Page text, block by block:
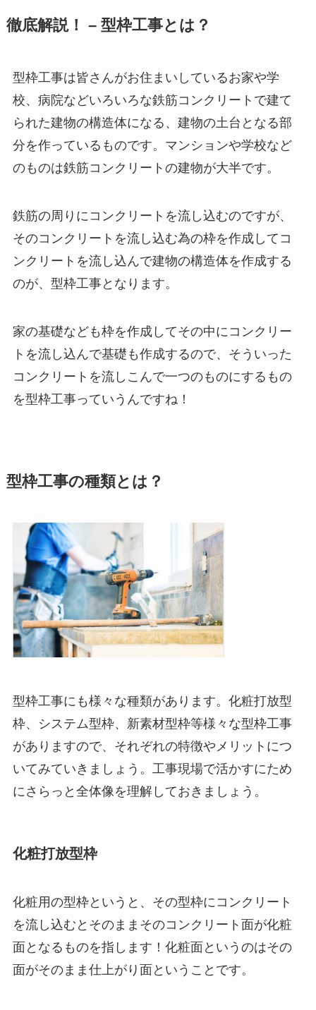
徹底解説！ – 型枠工事とは？
型枠工事は皆さんがお住まいしているお家や学
校、病院などいろいろな鉄筋コンクリートで建て
られた建物の構造体になる、建物の土台となる部
分を作っているものです。マンションや学校など
のものは鉄筋コンクリートの建物が大半です。
鉄筋の周りにコンクリートを流し込むのですが、
そのコンクリートを流し込む為の枠を作成してコ
ンクリートを流し込んで建物の構造体を作成する
のが、型枠工事となります。
家の基礎なども枠を作成してその中にコンクリー
トを流し込んで基礎も作成するので、そういった
コンクリートを流しこんで一つのものにするもの
を型枠工事っていうんですね！
型枠工事の種類とは？
型枠工事にも様々な種類があります。化粧打放型
枠、システム型枠、新素材型枠等様々な型枠工事
がありますので、それぞれの特徴やメリットにつ
いてみていきましょう。工事現場で活かすにため
にさらっと全体像を理解しておきましょう。
化粧打放型枠
化粧用の型枠というと、その型枠にコンクリート
を流し込むとそのままそのコンクリート面が化粧
面となるものを指します！化粧面というのはその
面がそのまま仕上がり面ということです。